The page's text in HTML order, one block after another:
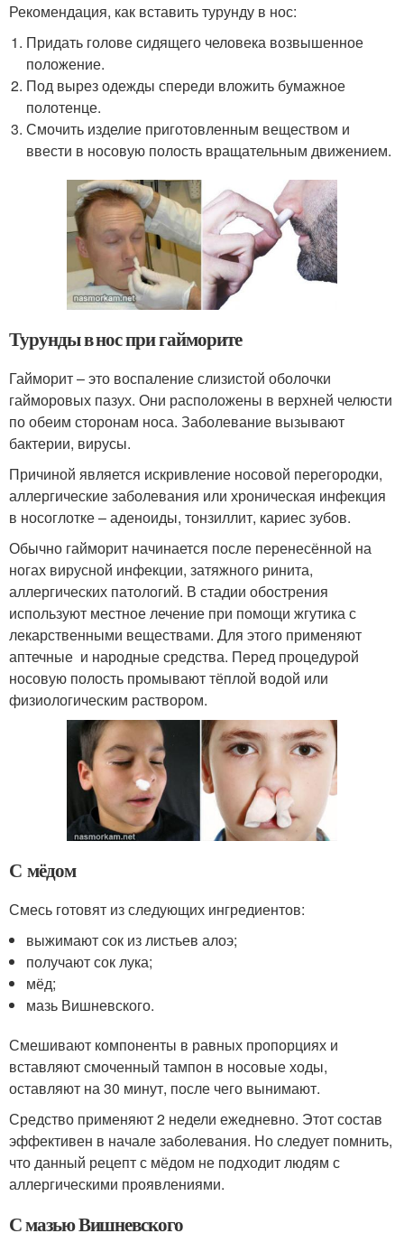
Рекомендация, как вставить турунду в нос:
Придать голове сидящего человека возвышенное
положение.
Под вырез одежды спереди вложить бумажное
полотенце.
Смочить изделие приготовленным веществом и
ввести в носовую полость вращательным движением.
Турунды в нос при гайморите
Гайморит – это воспаление слизистой оболочки
гайморовых пазух. Они расположены в верхней челюсти
по обеим сторонам носа. Заболевание вызывают
бактерии, вирусы.
Причиной является искривление носовой перегородки,
аллергические заболевания или хроническая инфекция
в носоглотке – аденоиды, тонзиллит, кариес зубов.
Обычно гайморит начинается после перенесённой на
ногах вирусной инфекции, затяжного ринита,
аллергических патологий. В стадии обострения
используют местное лечение при помощи жгутика с
лекарственными веществами. Для этого применяют
аптечные и народные средства. Перед процедурой
носовую полость промывают тёплой водой или
физиологическим раствором.
С мёдом
Смесь готовят из следующих ингредиентов:
выжимают сок из листьев алоэ;
получают сок лука;
мёд;
мазь Вишневского.
Смешивают компоненты в равных пропорциях и
вставляют смоченный тампон в носовые ходы,
оставляют на 30 минут, после чего вынимают.
Средство применяют 2 недели ежедневно. Этот состав
эффективен в начале заболевания. Но следует помнить,
что данный рецепт с мёдом не подходит людям с
аллергическими проявлениями.
С мазью Вишневского